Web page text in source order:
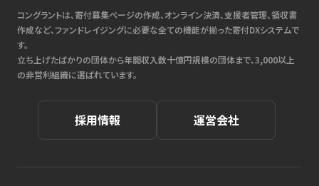
コングラントは、寄付募集ページの作成、オンライン決済、支援者管理、領収書
作成など、ファンドレイジングに必要な全ての機能が揃った寄付DXシステムで
す。
立ち上げたばかりの団体から年間収入数十億円規模の団体まで、3,000以上
の非営利組織に選ばれています。
採用情報 運営会社